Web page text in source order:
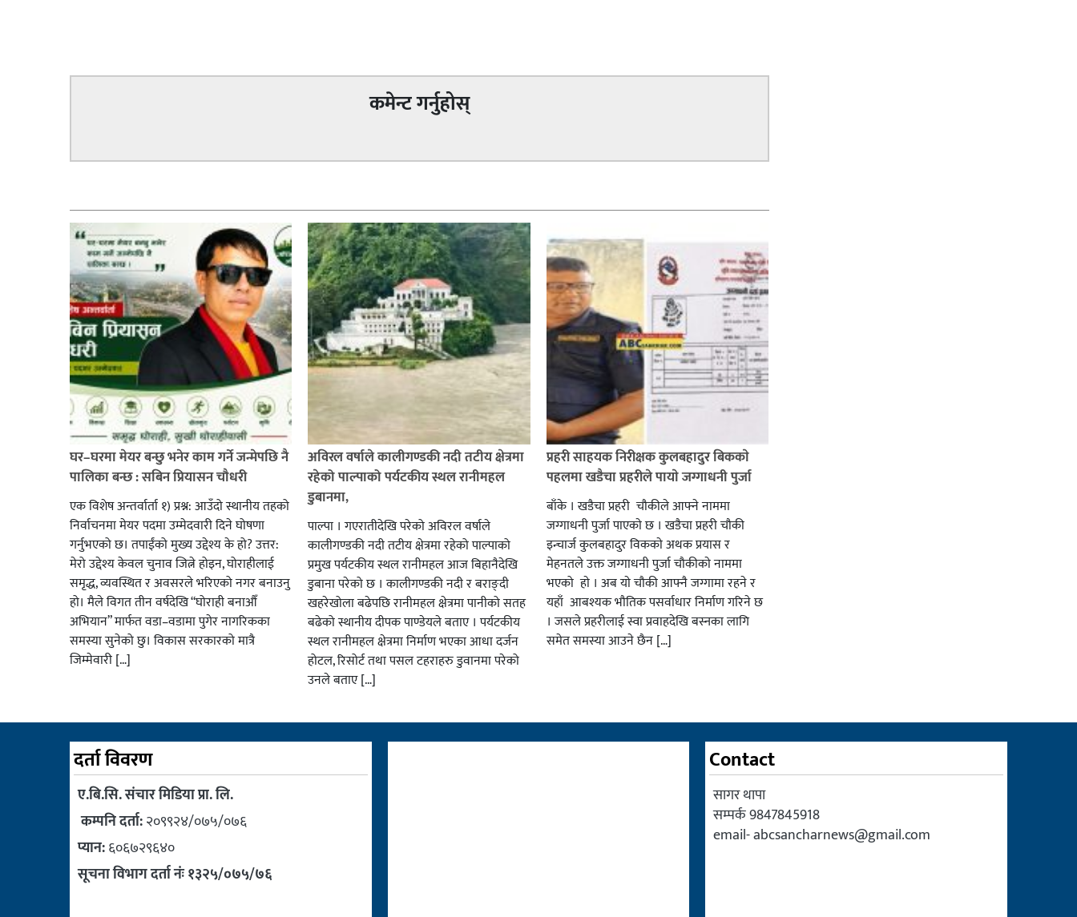
कमेन्ट गर्नुहोस्
घर–घरमा मेयर बन्छु भनेर काम गर्ने जन्मेपछि नै
पालिका बन्छ : सबिन प्रियासन चौधरी
एक विशेष अन्तर्वार्ता १) प्रश्न: आउँदो स्थानीय तहको
निर्वाचनमा मेयर पदमा उम्मेदवारी दिने घोषणा
गर्नुभएको छ। तपाईंको मुख्य उद्देश्य के हो? उत्तर:
मेरो उद्देश्य केवल चुनाव जित्ने होइन, घोराहीलाई
समृद्ध, व्यवस्थित र अवसरले भरिएको नगर बनाउनु
हो। मैले विगत तीन वर्षदेखि “घोराही बनाऔँ
अभियान” मार्फत वडा–वडामा पुगेर नागरिकका
समस्या सुनेको छु। विकास सरकारको मात्रै
जिम्मेवारी […]
अविरल वर्षाले कालीगण्डकी नदी तटीय क्षेत्रमा
रहेको पाल्पाको पर्यटकीय स्थल रानीमहल
डुबानमा,
पाल्पा । गएरातीदेखि परेको अविरल वर्षाले
कालीगण्डकी नदी तटीय क्षेत्रमा रहेको पाल्पाको
प्रमुख पर्यटकीय स्थल रानीमहल आज बिहानैदेखि
डुबाना परेको छ । कालीगण्डकी नदी र बराङ्दी
खहरेखोला बढेपछि रानीमहल क्षेत्रमा पानीको सतह
बढेको स्थानीय दीपक पाण्डेयले बताए । पर्यटकीय
स्थल रानीमहल क्षेत्रमा निर्माण भएका आधा दर्जन
होटल, रिसोर्ट तथा पसल टहराहरु डुवानमा परेको
उनले बताए […]
प्रहरी साहयक निरीक्षक कुलबहादुर बिककाे
पहलमा खडैचा प्रहरीले पायाे जग्गाधनी पुर्जा
बाँके । खडैचा प्रहरी चाैकीले आफ्ने नाममा
जग्गाधनी पुर्जा पाएकाे छ । खडैचा प्रहरी चाैकी
इन्चार्ज कुलबहादुर विककाे अथक प्रयास र
मेहनतले उक्त जग्गाधनी पुर्जा चाैकीकाे नाममा
भएको हाे । अब याे चाैकी आफ्नै जग्गामा रहने र
यहाँ आबश्यक भाैतिक पसर्वाधार निर्माण गरिने छ
। जसले प्रहरीलाई स्वा प्रवाहदेखि बस्नका लागि
समेत समस्या आउने छैन […]
दर्ता विवरण
ए.बि.सि. संचार मिडिया प्रा. लि.
कम्पनि दर्ता:२०९९२४/०७५/०७६
प्यान:६०६७२९६४०
सूचना विभाग दर्ता नंः १३२५/०७५/७६
Contact
सागर थापा
सम्पर्क 9847845918
email-abcsancharnews@gmail.com